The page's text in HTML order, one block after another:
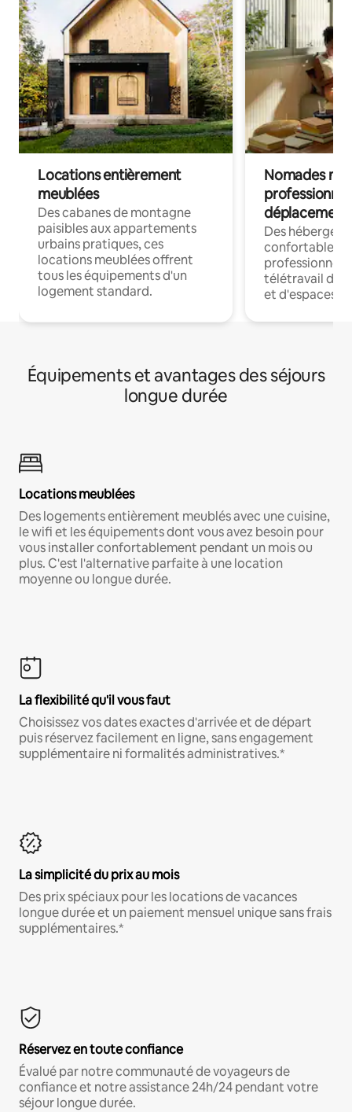
Locations entièrement
meublées
Des cabanes de montagne
paisibles aux appartements
urbains pratiques, ces
locations meublées offrent
tous les équipements d'un
logement standard.
Nomades
déplacement
Des
confortables
professionnels
télétravail
et d'espaces
Équipements et avantages des séjours
longue durée
Locations meublées
Des logements entièrement meublés avec une cuisine,
le wifi et les équipements dont vous avez besoin pour
vous installer confortablement pendant un mois ou
plus. C'est l'alternative parfaite à une location
moyenne ou longue durée.
La flexibilité qu'il vous faut
Choisissez vos dates exactes d'arrivée et de départ
puis réservez facilement en ligne, sans engagement
supplémentaire ni formalités administratives.*
La simplicité du prix au mois
Des prix spéciaux pour les locations de vacances
longue durée et un paiement mensuel unique sans frais
supplémentaires.*
Réservez en toute confiance
Évalué par notre communauté de voyageurs de
confiance et notre assistance 24h/24 pendant votre
séjour longue durée.